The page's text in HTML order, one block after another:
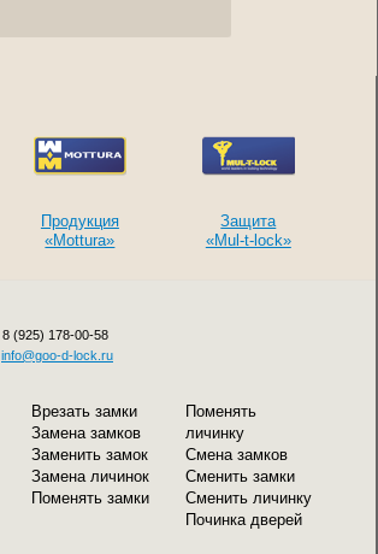
Продукция
«Mottura»
Защита
«Mul-t-lock»
8 (925) 178-00-58
info@goo-d-lock.ru
Врезать замки
Замена замков
Заменить замок
Замена личинок
Поменять замки
Поменять
личинку
Смена замков
Сменить замки
Сменить личинку
Починка дверей